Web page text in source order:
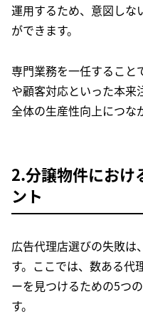
運用するため、意図しな
ができます。
専門業務を一任すること
や顧客対応といった本来
全体の生産性向上につな
2.分譲物件におけ
ント
広告代理店選びの失敗は
す。ここでは、数ある代
ーを見つけるための5つ
す。